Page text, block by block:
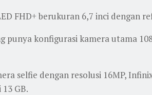
FHD+ berukuran 6,7 inci dengan
punya konfigurasi kamera utama
selfie dengan resolusi 16MP,
GB.